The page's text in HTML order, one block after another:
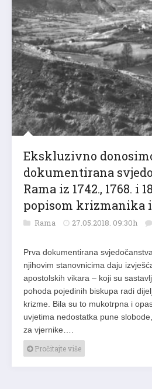
Ekskluzivno
dokumentirana
Rama iz 1742., 1768. i
popisom krizmanika
Rama 27.05.2018. 09:30h
Prva dokumentirana
njihovim stanovnicima daju
apostolskih vikara – koji su
pohoda pojedinih biskupa radi
krizme. Bila su to mukotrpna i
uvjetima nedostatka pune
za vjernike….
Pročitajte više